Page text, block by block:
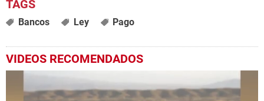
Bancos Ley Pago
VIDEOS RECOMENDADOS